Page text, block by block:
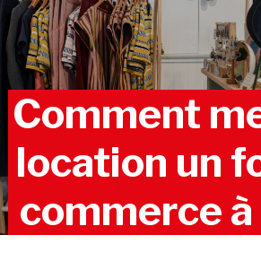
Comment
location un
commerce